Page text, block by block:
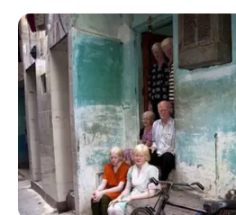
The 10 Most Stunning
Who Is Your Favorite?
BRAINBERRIES